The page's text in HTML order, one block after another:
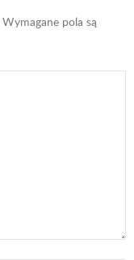
Wymagane pola są